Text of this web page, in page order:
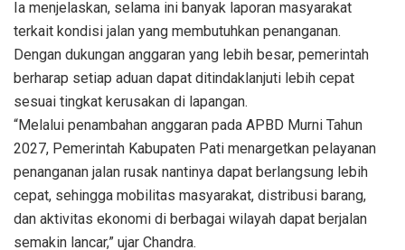
Ia menjelaskan, selama ini banyak laporan masyarakat
terkait kondisi jalan yang membutuhkan penanganan.
Dengan dukungan anggaran yang lebih besar, pemerintah
berharap setiap aduan dapat ditindaklanjuti lebih cepat
sesuai tingkat kerusakan di lapangan.
“Melalui penambahan anggaran pada APBD Murni Tahun
2027, Pemerintah Kabupaten Pati menargetkan pelayanan
penanganan jalan rusak nantinya dapat berlangsung lebih
cepat, sehingga mobilitas masyarakat, distribusi barang,
dan aktivitas ekonomi di berbagai wilayah dapat berjalan
semakin lancar,” ujar Chandra.